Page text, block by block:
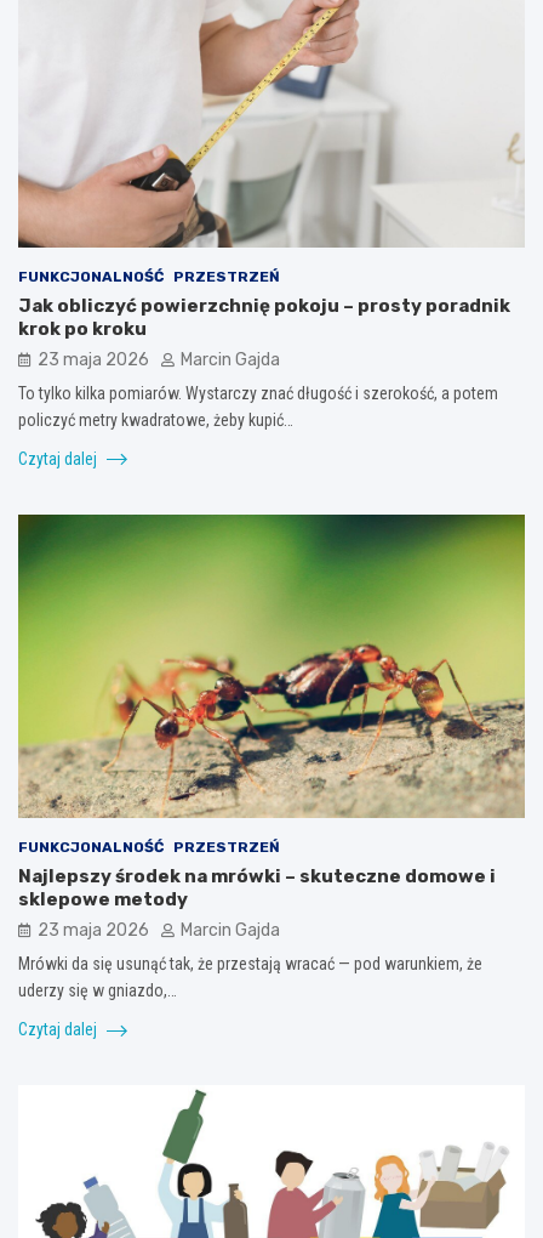
FUNKCJONALNOŚĆ PRZESTRZEŃ
Jak obliczyć powierzchnię pokoju – prosty poradnik
krok po kroku
23 maja 2026 Marcin Gajda
To tylko kilka pomiarów. Wystarczy znać długość i szerokość, a potem
policzyć metry kwadratowe, żeby kupić…
Czytaj dalej
FUNKCJONALNOŚĆ PRZESTRZEŃ
Najlepszy środek na mrówki – skuteczne domowe i
sklepowe metody
23 maja 2026 Marcin Gajda
Mrówki da się usunąć tak, że przestają wracać — pod warunkiem, że
uderzy się w gniazdo,…
Czytaj dalej